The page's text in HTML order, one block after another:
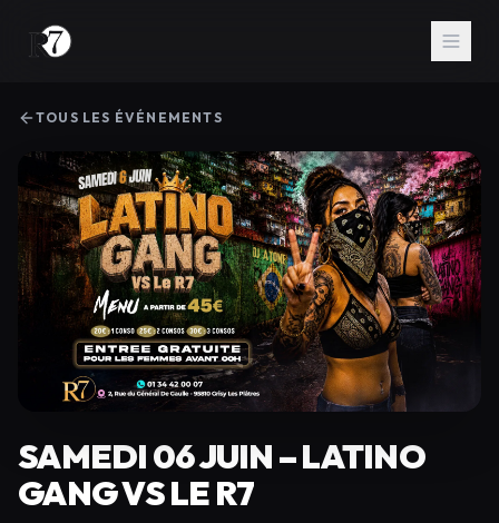
TOUS LES ÉVÉNEMENTS
SAMEDI 06 JUIN – LATINO
GANG VS LE R7